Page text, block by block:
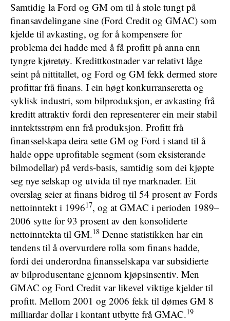
Samtidig la Ford og GM om til å stole tungt på
finansavdelingane sine (Ford Credit og GMAC) som
kjelde til avkasting, og for å kompensere for
problema dei hadde med å få profitt på anna enn
tyngre kjøretøy. Kredittkostnader var relativt låge
seint på nittitallet, og Ford og GM fekk dermed store
profittar frå finans. I ein høgt konkurranseretta og
syklisk industri, som bilproduksjon, er avkasting frå
kreditt attraktiv fordi den representerer ein meir stabil
inntektsstrøm enn frå produksjon. Profitt frå
finansselskapa deira sette GM og Ford i stand til å
halde oppe uprofitable segment (som eksisterande
bilmodellar) på verds-basis, samtidig som dei kjøpte
seg nye selskap og utvida til nye marknader. Eit
overslag seier at finans bidrog til 54 prosent av Fords
nettoinntekt i 199617, og at GMAC i perioden 1989–
2006 sytte for 93 prosent av den konsoliderte
nettoinntekta til GM.18 Denne statistikken har ein
tendens til å overvurdere rolla som finans hadde,
fordi dei underordna finansselskapa var subsidierte
av bilprodusentane gjennom kjøpsinsentiv. Men
GMAC og Ford Credit var likevel viktige kjelder til
profitt. Mellom 2001 og 2006 fekk til dømes GM 8
milliardar dollar i kontant utbytte frå GMAC.19